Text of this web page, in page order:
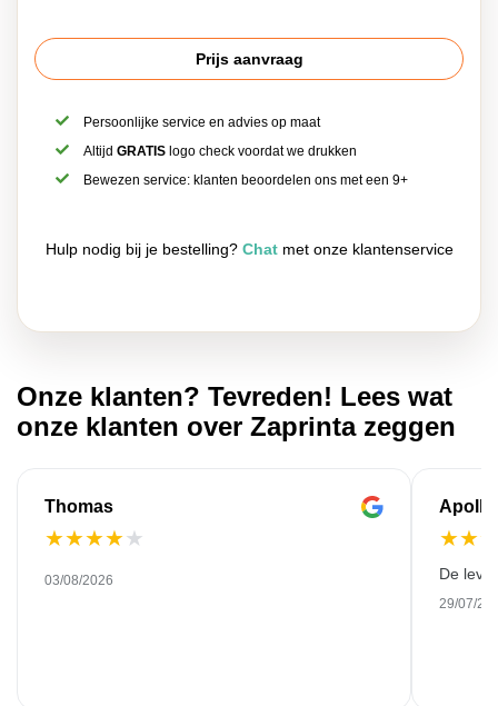
Prijs aanvraag
Persoonlijke service en advies op maat
AltijdGRATIS logo check voordat we drukken
Bewezen service: klanten beoordelen ons met een 9+
Hulp nodig bij je bestelling? Chatmet onze klantenservice
Onze klanten? Tevreden! Lees wat
onze klanten over Zaprinta zeggen
Thomas
★★★★★
03/08/2026
★★
De
29/07/